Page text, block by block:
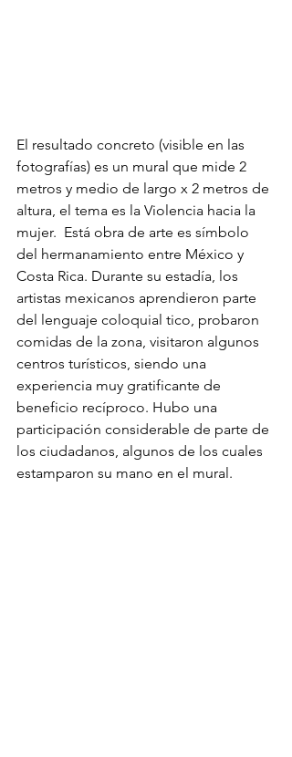
El resultado concreto (visible en las
fotografías) es un mural que mide 2
metros y medio de largo x 2 metros de
altura, el tema es la Violencia hacia la
mujer.  Está obra de arte es símbolo
del hermanamiento entre México y
Costa Rica. Durante su estadía, los
artistas mexicanos aprendieron parte
del lenguaje coloquial tico, probaron
comidas de la zona, visitaron algunos
centros turísticos, siendo una
experiencia muy gratificante de
beneficio recíproco. Hubo una
participación considerable de parte de
los ciudadanos, algunos de los cuales
estamparon su mano en el mural.